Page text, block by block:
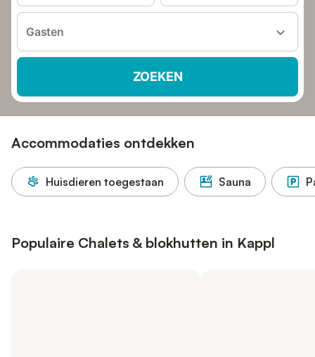
Gasten
ZOEKEN
Accommodaties ontdekken
Huisdieren toegestaan Sauna
Populaire Chalets & blokhutten in Kappl